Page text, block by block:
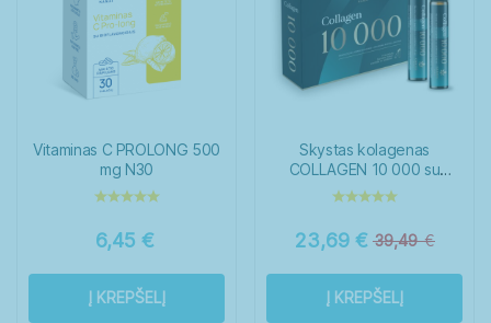
Vitaminas C PROLONG 500
mg N30
6,45 €
Į KREPŠELĮ
Skystas kolagenas
COLLAGEN 10 000 su
biotinu N14
39,49€
23,69 €
Į KREPŠELĮ